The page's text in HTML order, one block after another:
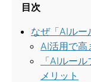
目次
なぜ「AIル
AI活用で高
「AIルー
メリット